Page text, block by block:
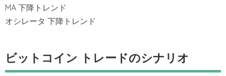
MA 下降トレンド
オシレータ 下降トレンド
ビットコイン トレードのシナリオ